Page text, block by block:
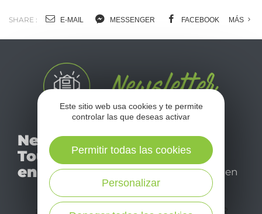
SHARE : E-MAIL MESSENGER FACEBOOK MÁS
Newsletter
Tourismo
en Aveyron
mensual newsletter y
déjese inspirar para
disfrutar de su estancia en
el Aveyron.
¡SUSCRÍBASE A NUESTRO NEWSLETTER
Este sitio web usa cookies y te permite
controlar las que deseas activar
Personalizar
Permitir todas las cookies